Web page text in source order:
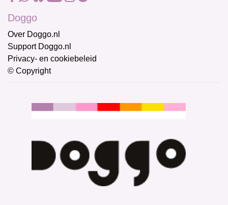
Doggo
Over Doggo.nl
Support Doggo.nl
Privacy- en cookiebeleid
© Copyright